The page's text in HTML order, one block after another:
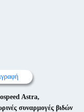
Astra,
συναρμογές βιδών